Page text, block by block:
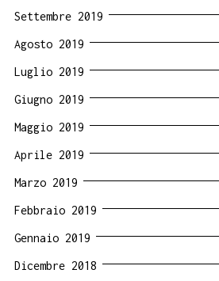
Settembre 2019
Agosto 2019
Luglio 2019
Giugno 2019
Maggio 2019
Aprile 2019
Marzo 2019
Febbraio 2019
Gennaio 2019
Dicembre 2018